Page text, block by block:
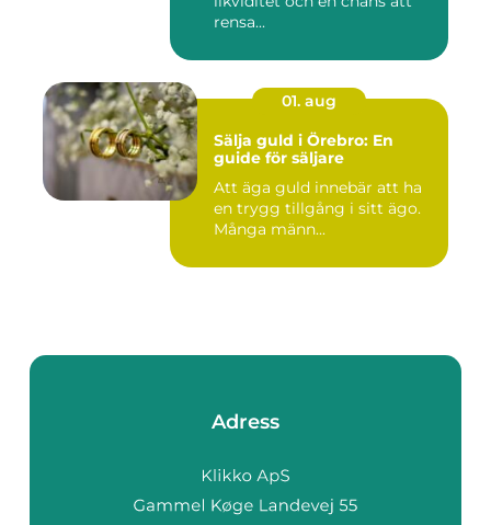
rensa...
01. aug
Sälja guld i Örebro: En
guide för säljare
Att äga guld innebär att ha
en trygg tillgång i sitt ägo.
Många männ...
Adress